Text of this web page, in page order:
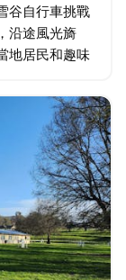
谷自行車挑戰
沿途風光旖
地居民和趣味